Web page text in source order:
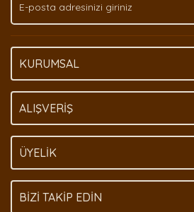
Bu ürüne benzer farklı alternatifler
KURUMSAL
ALIŞVERİŞ
ÜYELİK
BİZİ TAKİP EDİN